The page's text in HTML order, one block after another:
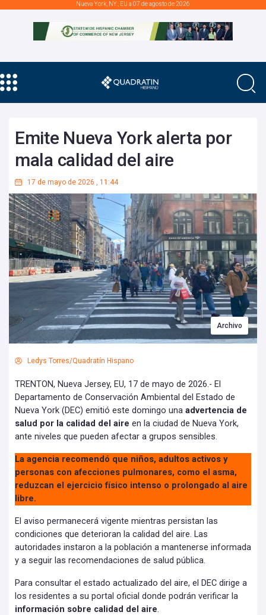
Nueva York, NY., EU a 07 de agosto de 2026
Emite Nueva York alerta por
mala calidad del aire
17 de mayo de 2026 , 11:44
Archivo
Ledys Torres/Quadratín Hispano
TRENTON, Nueva Jersey, EU, 17 de mayo de 2026.- El
Departamento de Conservación Ambiental del Estado de
Nueva York (DEC) emitió este domingo una advertencia de
salud por la calidad del aire en la ciudad de Nueva York,
ante niveles que pueden afectar a grupos sensibles.
La agencia recomendó que niños, adultos activos y
personas con afecciones pulmonares, como el asma,
reduzcan el ejercicio físico intenso o prolongado al aire
libre.
El aviso permanecerá vigente mientras persistan las
condiciones que deterioran la calidad del aire. Las
autoridades instaron a la población a mantenerse informada
y a seguir las recomendaciones de salud pública.
Para consultar el estado actualizado del aire, el DEC dirige a
los residentes a su portal oficial donde podrán verificar la
información sobre calidad del aire.